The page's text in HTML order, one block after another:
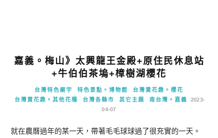
嘉義。梅山》太興龍王金殿+原住民休息站
+牛伯伯茶塢+樟樹湖櫻花
台灣特色廟宇 特色景點。博物館
台灣賞花趣。櫻花
台灣賞花趣。其他花種
台灣各縣市 其它主題 南台灣。嘉義
2023-
04-07
就在農曆過年的某一天，帶著毛毛球球過了很充實的一天。